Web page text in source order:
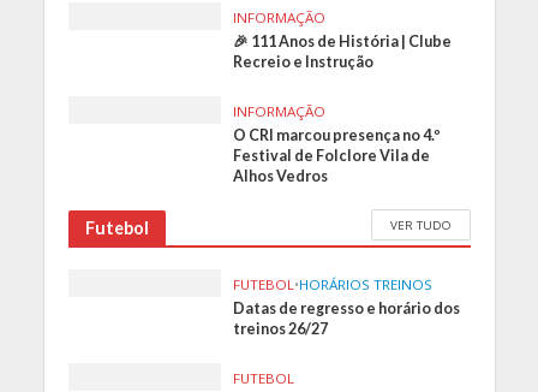
INFORMAÇÃO
🎉 111 Anos de História | Clube
Recreio e Instrução
INFORMAÇÃO
O CRI marcou presença no 4.º
Festival de Folclore Vila de
Alhos Vedros
Futebol VER TUDO
FUTEBOL•HORÁRIOS TREINOS
Datas de regresso e horário dos
treinos 26/27
FUTEBOL